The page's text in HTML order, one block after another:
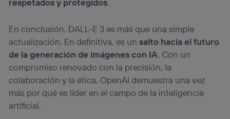
En conclusión, DALL-E 3 es más que una simple
actualización. En definitiva, es unsalto hacia el futuro
de la generación de imágenes con IA. Con un
compromiso renovado con la precisión, la
colaboración y la ética, OpenAI demuestra una vez
más por qué es líder en el campo de la inteligencia
artificial.